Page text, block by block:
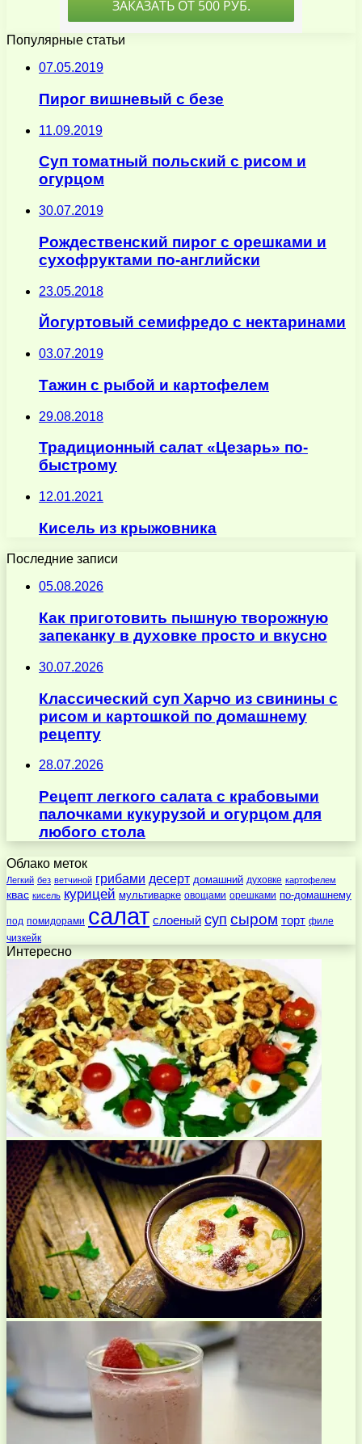
Популярные статьи
07.05.2019
Пирог вишневый с безе
11.09.2019
Суп томатный польский с рисом и
огурцом
30.07.2019
Рождественский пирог с орешками и
сухофруктами по-английски
23.05.2018
Йогуртовый семифредо с нектаринами
03.07.2019
Тажин с рыбой и картофелем
29.08.2018
Традиционный салат «Цезарь» по-
быстрому
12.01.2021
Кисель из крыжовника
Последние записи
05.08.2026
Как приготовить пышную творожную
запеканку в духовке просто и вкусно
30.07.2026
Классический суп Харчо из свинины с
рисом и картошкой по домашнему
рецепту
28.07.2026
Рецепт легкого салата с крабовыми
палочками кукурузой и огурцом для
любого стола
Облако меток
Легкий без ветчиной грибами десерт домашний духовке картофелем
квас кисель курицей мультиварке овощами орешками по-домашнему
под помидорами салат слоеный суп сыром торт филе
чизкейк
Интересно